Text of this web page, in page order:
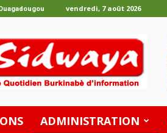
vendredi, 7 août 2026
Les
Editions
Sidwaya
ADMINISTRATION